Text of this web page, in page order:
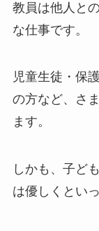
教員は他人と
な仕事です。
児童生徒・保
の方など、さ
ます。
しかも、子ど
は優しくとい